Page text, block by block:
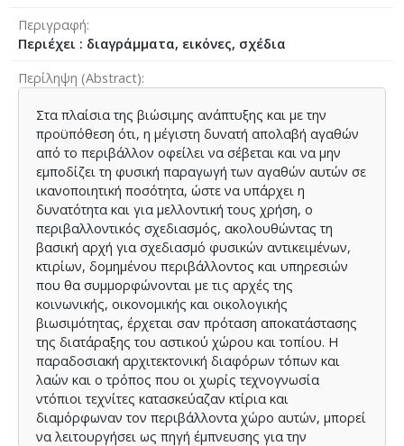
Περιγραφή
Περιέχει : διαγράμματα, εικόνες, σχέδια
Περίληψη (Abstract)
Στα πλαίσια της βιώσιμης ανάπτυξης και με την
προϋπόθεση ότι, η μέγιστη δυνατή απολαβή αγαθών
από το περιβάλλον οφείλει να σέβεται και να μην
εμποδίζει τη φυσική παραγωγή των αγαθών αυτών σε
ικανοποιητική ποσότητα, ώστε να υπάρχει η
δυνατότητα και για μελλοντική τους χρήση, ο
περιβαλλοντικός σχεδιασμός, ακολουθώντας τη
βασική αρχή για σχεδιασμό φυσικών αντικειμένων,
κτιρίων, δομημένου περιβάλλοντος και υπηρεσιών
που θα συμμορφώνονται με τις αρχές της
κοινωνικής, οικονομικής και οικολογικής
βιωσιμότητας, έρχεται σαν πρόταση αποκατάστασης
της διατάραξης του αστικού χώρου και τοπίου. Η
παραδοσιακή αρχιτεκτονική διαφόρων τόπων και
λαών και ο τρόπος που οι χωρίς τεχνογνωσία
ντόπιοι τεχνίτες κατασκεύαζαν κτίρια και
διαμόρφωναν τον περιβάλλοντα χώρο αυτών, μπορεί
να λειτουργήσει ως πηγή έμπνευσης για την